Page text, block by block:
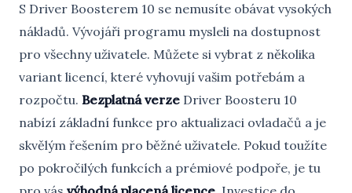
S Driver Boosterem 10 se nemusíte obávat vysokých
nákladů. Vývojáři programu mysleli na dostupnost
pro všechny uživatele. Můžete si vybrat z několika
variant licencí, které vyhovují vašim potřebám a
rozpočtu. Bezplatná verze Driver Boosteru 10
nabízí základní funkce pro aktualizaci ovladačů a je
skvělým řešením pro běžné uživatele. Pokud toužíte
po pokročilých funkcích a prémiové podpoře, je tu